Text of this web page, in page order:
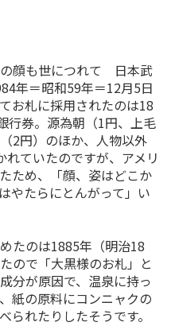
顔も世につれて 日本武
年＝昭和59年＝12月5日
お札に採用されたのは18
行券。源為朝（1円、上毛
2円）のほか、人物以外
れていたのですが、アメリ
ため、「顔、姿はどこか
やたらにとんがって」い
たのは1885年（明治18
ので「大黒様のお札」と
分が原因で、温泉に持っ
紙の原料にコンニャクの
られたりしたそうです。